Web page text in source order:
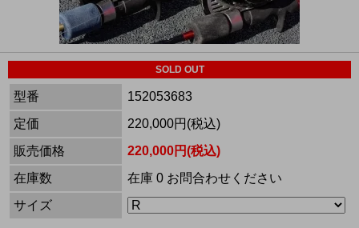
SOLD OUT
型番
152053683
定価
220,000円(税込)
販売価格
220,000円(税込)
在庫数
在庫 0 お問合わせください
サイズ